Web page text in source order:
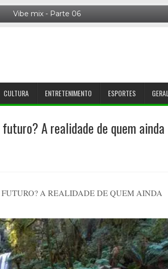
CULTURA ENTRETENIMENTO ESPORTES GERAL
A realidade de quem ainda
A REALIDADE DE QUEM AINDA